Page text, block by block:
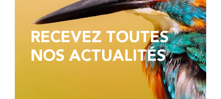
RECEVEZ TOUTES
NOS ACTUALITÉS